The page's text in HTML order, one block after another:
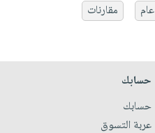
عام مقارنات
حسابك
حسابك
عربة التسوق